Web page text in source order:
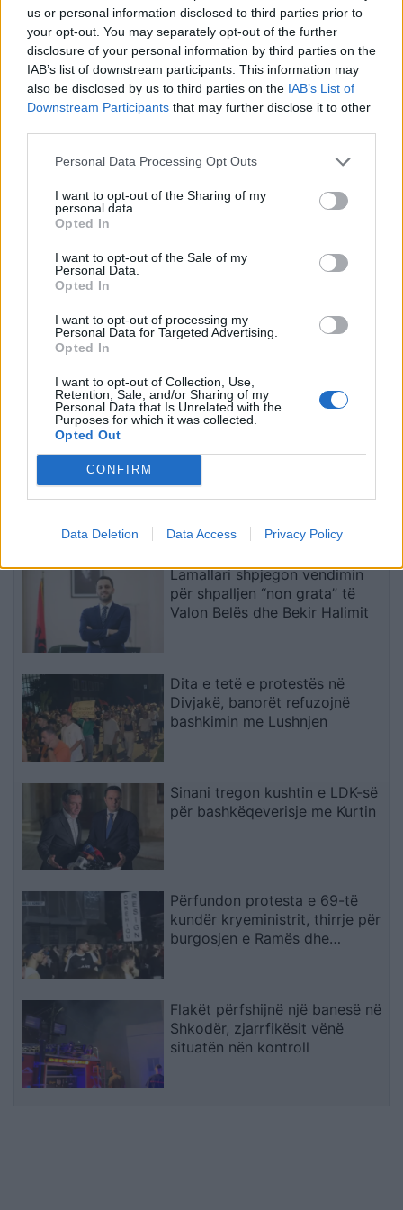
us or personal information disclosed to third parties prior to
your opt-out. You may separately opt-out of the further
disclosure of your personal information by third parties on the
IAB’s list of downstream participants. This information may
also be disclosed by us to third parties on the IAB’s List of
Downstream Participants that may further disclose it to other
Personal Data Processing Opt Outs
I want to opt-out of the Sharing of my
personal data.
Opted In
I want to opt-out of the Sale of my
Personal Data.
Opted In
I want to opt-out of processing my
Personal Data for Targeted Advertising.
Opted In
I want to opt-out of Collection, Use,
Retention, Sale, and/or Sharing of my
Personal Data that Is Unrelated with the
Purposes for which it was collected.
Opted Out
CONFIRM
Data Deletion Data Access Privacy Policy
Gjykata ndaloi ndërtimin e
një salle vallëzimi në
Shtëpinë e Bardhë,
reagon Trump: Do ta
çojmë çështjen në
Thirrje nga Rrogozhina:
Banorët kundërshtojnë
bashkimin me Kavajën,
kërkojnë ruajtjen e
bashkisë së tyre
Diaspora proteston në
Sheshin Skënderbej,
emigranti: Shqiptarët
meritojnë meritokraci dhe
një qeveri europiane
kundërshtojnë kufirin për
muzikën: “O Rama, kaq
vendin? Keq e më keq!”
të fundit
Real Madridi dhe u jep fund
“zakoneve të këqija
avancojnë, marrëveshja për
lundrimin në Hormuz pritet së
Lamallari shpjegon vendimin
për shpalljen “non grata” të
Valon Belës dhe Bekir Halimit
Dita e tetë e protestës në
Divjakë, banorët refuzojnë
bashkimin me Lushnjen
Sinani tregon kushtin e LDK-së
për bashkëqeverisje me Kurtin
Përfundon protesta e 69-të
kundër kryeministrit, thirrje për
burgosjen e Ramës dhe
Flakët përfshijnë një banesë në
Shkodër, zjarrfikësit vënë
situatën nën kontroll